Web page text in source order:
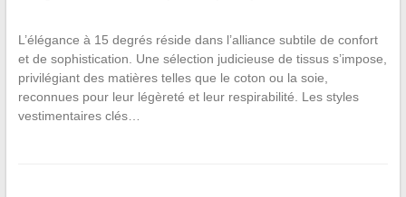
L’élégance à 15 degrés réside dans l’alliance subtile de confort
et de sophistication. Une sélection judicieuse de tissus s’impose,
privilégiant des matières telles que le coton ou la soie,
reconnues pour leur légèreté et leur respirabilité. Les styles
vestimentaires clés…